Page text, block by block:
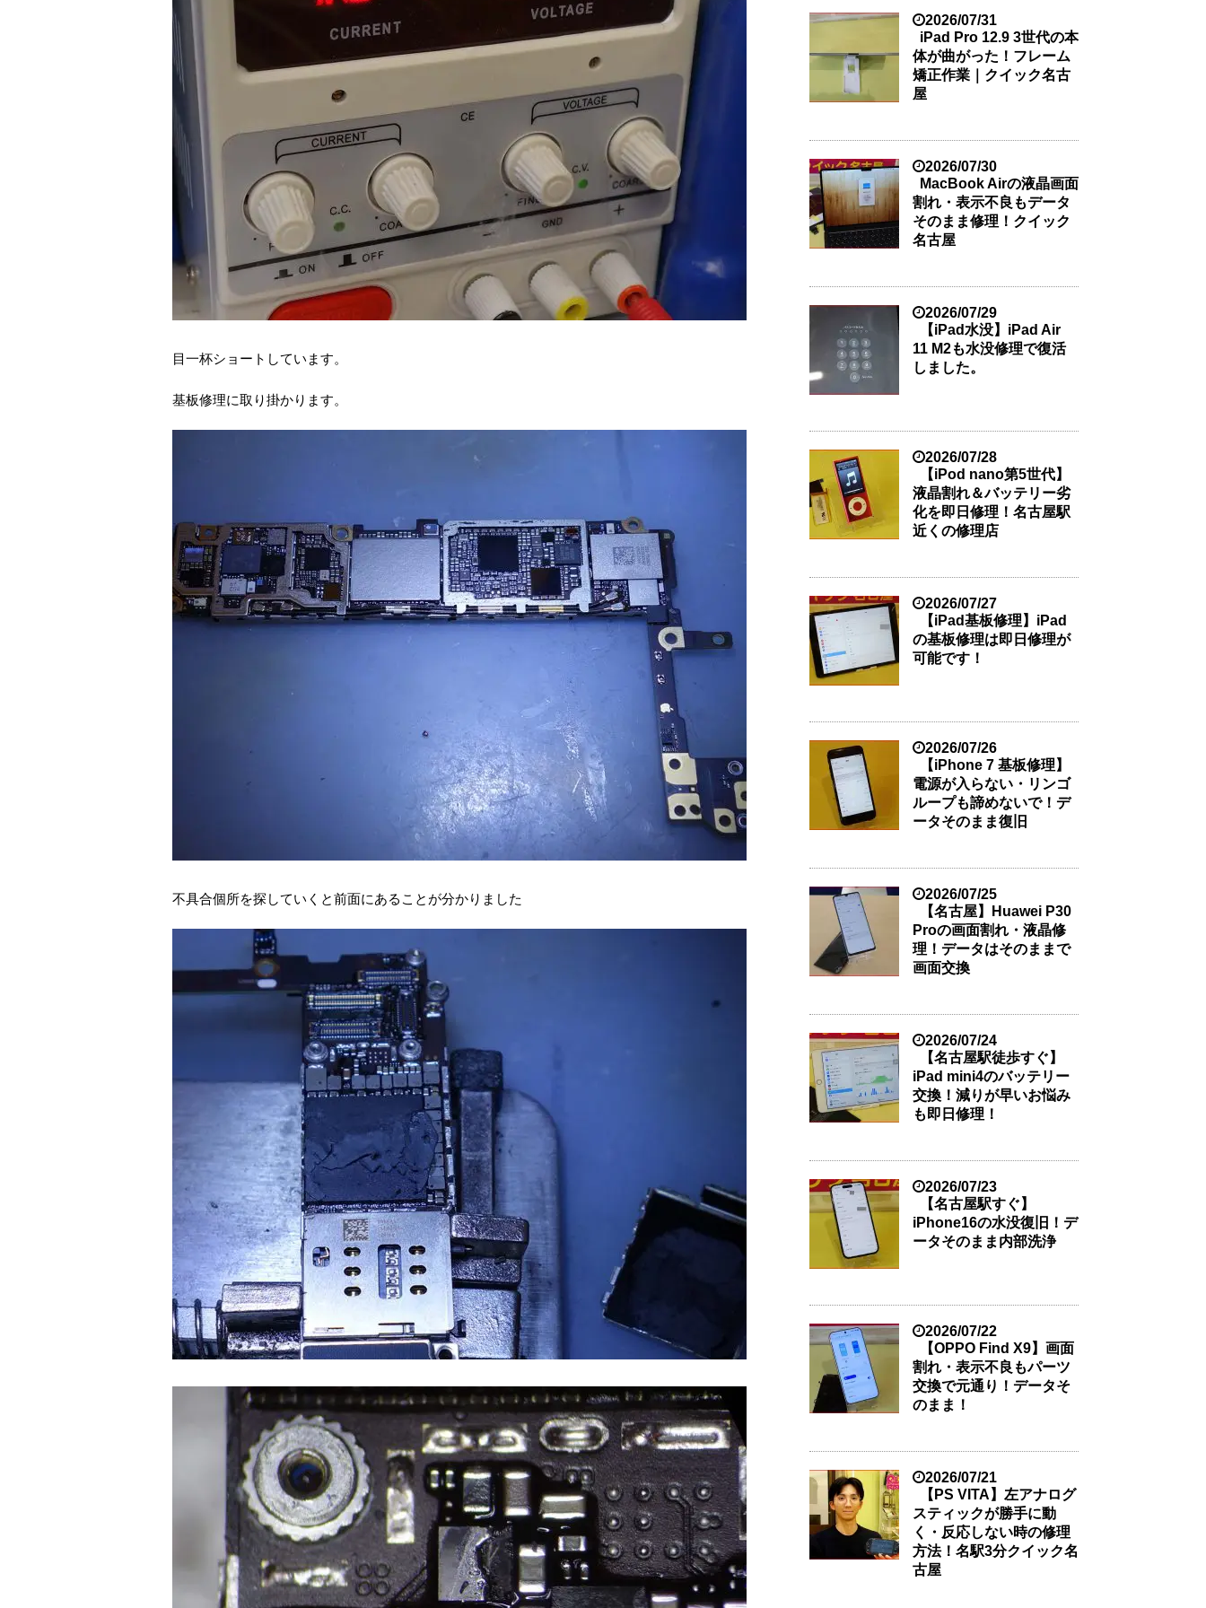
目一杯ショートしています。
基板修理に取り掛かります。
不具合個所を探していくと前面にあることが分かりました
2026/07/31
iPad Pro 12.9 3世代の本
体が曲がった！フレーム
矯正作業｜クイック名古
屋
2026/07/30
MacBook Airの液晶画面
割れ・表示不良もデータ
そのまま修理！クイック
名古屋
2026/07/29
【iPad水没】iPad Air
11 M2も水没修理で復活
しました。
2026/07/28
【iPod nano第5世代】
液晶割れ＆バッテリー劣
化を即日修理！名古屋駅
近くの修理店
2026/07/27
【iPad基板修理】iPad
の基板修理は即日修理が
可能です！
2026/07/26
【iPhone 7 基板修理】
電源が入らない・リンゴ
ループも諦めないで！デ
ータそのまま復旧
2026/07/25
【名古屋】Huawei P30
Proの画面割れ・液晶修
理！データはそのままで
画面交換
2026/07/24
【名古屋駅徒歩すぐ】
iPad mini4のバッテリー
交換！減りが早いお悩み
も即日修理！
2026/07/23
【名古屋駅すぐ】
iPhone16の水没復旧！デ
ータそのまま内部洗浄
2026/07/22
【OPPO Find X9】画面
割れ・表示不良もパーツ
交換で元通り！データそ
のまま！
2026/07/21
【PS VITA】左アナログ
スティックが勝手に動
く・反応しない時の修理
方法！名駅3分クイック名
古屋